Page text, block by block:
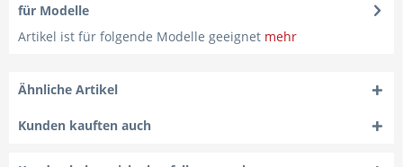
für Modelle
Artikel ist für folgende Modelle geeignet mehr
Ähnliche Artikel
Kunden kauften auch